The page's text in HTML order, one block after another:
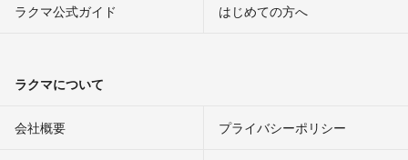
ラクマ公式ガイド はじめての方へ
ラクマについて
会社概要 プライバシーポリシー